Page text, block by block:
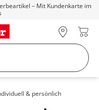
– Mit Kundenkarte im
& persönlich